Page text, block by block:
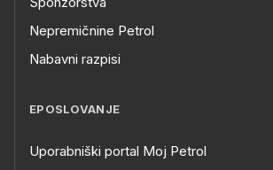
Nepremičnine Petrol
Nabavni razpisi
EPOSLOVANJE
Uporabniški portal Moj Petrol